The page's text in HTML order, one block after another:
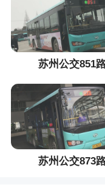
苏州公交851
苏州公交873